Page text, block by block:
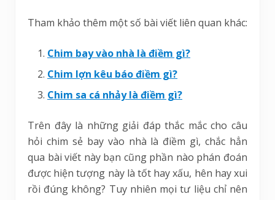
Tham khảo thêm một số bài viết liên quan khác:
Chim bay vào nhà là điềm gì?
Chim lợn kêu báo điềm gì?
Chim sa cá nhảy là điềm gì?
Trên đây là những giải đáp thắc mắc cho câu
hỏi chim sẻ bay vào nhà là điềm gì, chắc hẳn
qua bài viết này bạn cũng phần nào phán đoán
được hiện tượng này là tốt hay xấu, hên hay xui
rồi đúng không? Tuy nhiên mọi tư liệu chỉ nên